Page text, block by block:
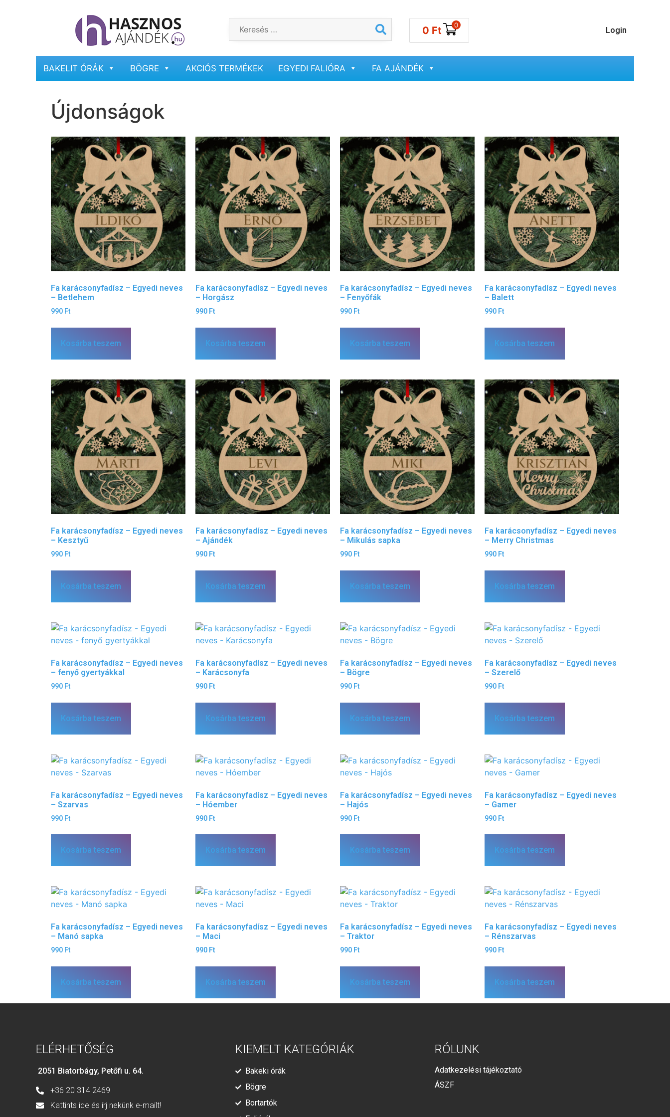
0 Ft 0
Login
BAKELIT ÓRÁK BÖGRE AKCIÓS TERMÉKEK EGYEDI FALIÓRA FA AJÁNDÉK
Újdonságok
Fa karácsonyfadísz – Egyedi neves
– Betlehem
990 Ft
Kosárba teszem
Fa karácsonyfadísz – Egyedi neves
– Horgász
990 Ft
Kosárba teszem
Fa karácsonyfadísz – Egyedi neves
– Fenyőfák
990 Ft
Kosárba teszem
Fa karácsonyfadísz – Egyedi neves
– Balett
990 Ft
Kosárba teszem
Fa karácsonyfadísz – Egyedi neves
– Kesztyű
990 Ft
Kosárba teszem
Fa karácsonyfadísz – Egyedi neves
– Ajándék
990 Ft
Kosárba teszem
Fa karácsonyfadísz – Egyedi neves
– Mikulás sapka
990 Ft
Kosárba teszem
Fa karácsonyfadísz – Egyedi neves
– Merry Christmas
990 Ft
Kosárba teszem
Fa karácsonyfadísz – Egyedi neves
– fenyő gyertyákkal
990 Ft
Kosárba teszem
Fa karácsonyfadísz – Egyedi neves
– Karácsonyfa
990 Ft
Kosárba teszem
Fa karácsonyfadísz – Egyedi neves
– Bögre
990 Ft
Kosárba teszem
Fa karácsonyfadísz – Egyedi neves
– Szerelő
990 Ft
Kosárba teszem
Fa karácsonyfadísz – Egyedi neves
– Szarvas
990 Ft
Kosárba teszem
Fa karácsonyfadísz – Egyedi neves
– Hóember
990 Ft
Kosárba teszem
Fa karácsonyfadísz – Egyedi neves
– Hajós
990 Ft
Kosárba teszem
Fa karácsonyfadísz – Egyedi neves
– Gamer
990 Ft
Kosárba teszem
Fa karácsonyfadísz – Egyedi neves
– Manó sapka
990 Ft
Kosárba teszem
Fa karácsonyfadísz – Egyedi neves
– Maci
990 Ft
Kosárba teszem
Fa karácsonyfadísz – Egyedi neves
– Traktor
990 Ft
Kosárba teszem
Fa karácsonyfadísz – Egyedi neves
– Rénszarvas
990 Ft
Kosárba teszem
ELÉRHETŐSÉG
2051 Biatorbágy, Petőfi u. 64.
+36 20 314 2469
Kattints ide és írj nekünk e-mailt!
KIEMELT KATEGÓRIÁK
Bakeki órák
Bögre
Bortartók
RÓLUNK
Adatkezelési tájékoztató
ÁSZF